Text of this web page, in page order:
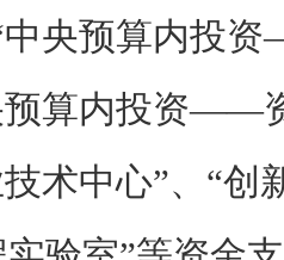
中央预算内投
预算内投资——
术中心”、“创